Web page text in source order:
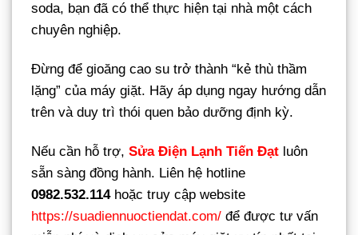
soda, bạn đã có thể thực hiện tại nhà một cách
chuyên nghiệp.
Đừng để gioăng cao su trở thành “kẻ thù thầm
lặng” của máy giặt. Hãy áp dụng ngay hướng dẫn
trên và duy trì thói quen bảo dưỡng định kỳ.
Nếu cần hỗ trợ, Sửa Điện Lạnh Tiến Đạt luôn
sẵn sàng đồng hành. Liên hệ hotline
0982.532.114hoặc truy cập website
https://suadiennuoctiendat.com/ để được tư vấn